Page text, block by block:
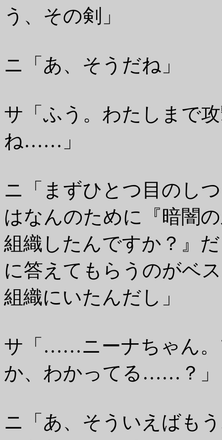
う、その剣」
ニ「あ、そうだね」
サ「ふう。わたしまで
ね……」
ニ「まずひとつ目のし
はなんのために『暗闇
組織したんですか？』
に答えてもらうのがベ
組織にいたんだし」
サ「……ニーナちゃん。
か、わかってる……？」
ニ「あ、そういえばも